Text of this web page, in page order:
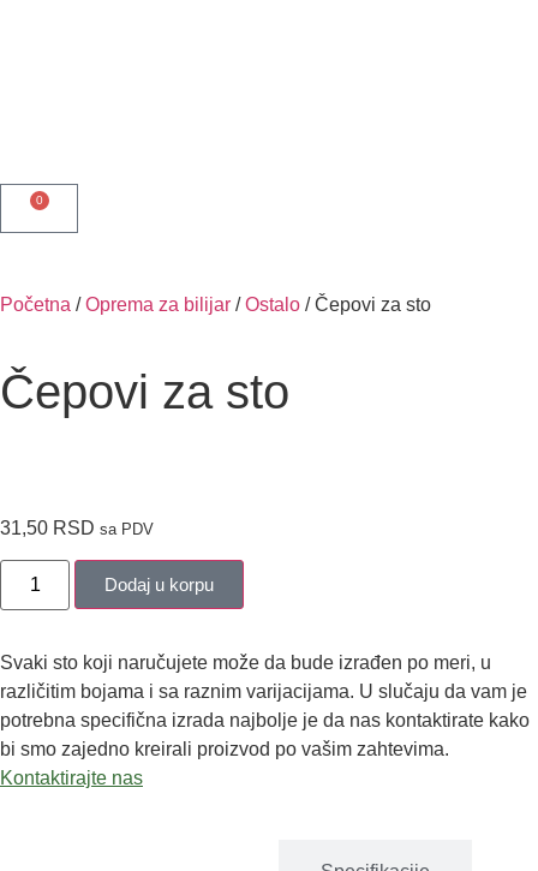
0
Početna /Oprema za bilijar /Ostalo / Čepovi za sto
Čepovi za sto
31,50 RSD sa PDV
Dodaj u korpu
Svaki sto koji naručujete može da bude izrađen po meri, u
različitim bojama i sa raznim varijacijama. U slučaju da vam je
potrebna specifična izrada najbolje je da nas kontaktirate kako
bi smo zajedno kreirali proizvod po vašim zahtevima.
Kontaktirajte nas